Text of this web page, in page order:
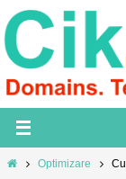
Skip
to
content
HomeOptimizare